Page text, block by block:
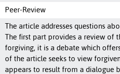
Peer-Review
The article addresses questions
The first part provides a review of
forgiving, it is a debate which
of the article seeks to view
appears to result from a dialogue